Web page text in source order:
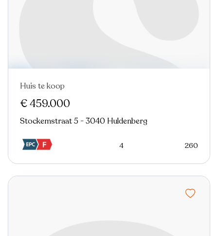
Huis te koop
€ 459.000
Stockemstraat 5 - 3040 Huldenberg
4 260